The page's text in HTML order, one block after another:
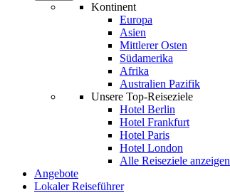
Kontinent
Europa
Asien
Mittlerer Osten
Südamerika
Afrika
Australien Pazifik
Unsere Top-Reiseziele
Hotel Berlin
Hotel Frankfurt
Hotel Paris
Hotel London
Alle Reiseziele anzeigen
Angebote
Lokaler Reiseführer